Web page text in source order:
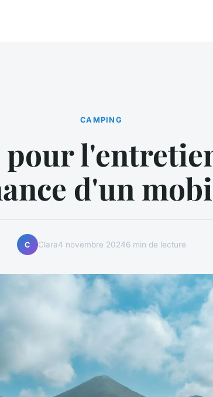
CAMPING
pour
d'un
C Clara4 novembre 20246 min de lecture